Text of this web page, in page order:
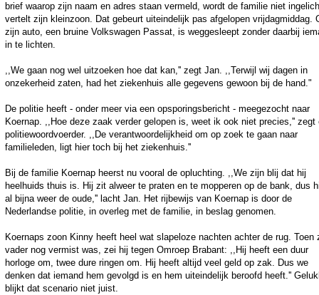
brief waarop zijn naam en adres staan vermeld, wordt de familie niet
vertelt zijn kleinzoon. Dat gebeurt uiteindelijk pas afgelopen vrijdagmiddag.
zijn auto, een bruine Volkswagen Passat, is weggesleept zonder daarbij
in te lichten.
,,We gaan nog wel uitzoeken hoe dat kan,'' zegt Jan. ,,Terwijl wij dagen in
onzekerheid zaten, had het ziekenhuis alle gegevens gewoon bij de hand."
De politie heeft - onder meer via een opsporingsbericht - meegezocht naar
Koernap. ,,Hoe deze zaak verder gelopen is, weet ik ook niet precies,'' zegt
politiewoordvoerder. ,,De verantwoordelijkheid om op zoek te gaan naar
familieleden, ligt hier toch bij het ziekenhuis.''
Bij de familie Koernap heerst nu vooral de opluchting. ,,We zijn blij dat hij
heelhuids thuis is. Hij zit alweer te praten en te mopperen op de bank, dus
al bijna weer de oude,'' lacht Jan. Het rijbewijs van Koernap is door de
Nederlandse politie, in overleg met de familie, in beslag genomen.
Koernaps zoon Kinny heeft heel wat slapeloze nachten achter de rug. Toen
vader nog vermist was, zei hij tegen Omroep Brabant: ,,Hij heeft een duur
horloge om, twee dure ringen om. Hij heeft altijd veel geld op zak. Dus we
denken dat iemand hem gevolgd is en hem uiteindelijk beroofd heeft.''
blijkt dat scenario niet juist.